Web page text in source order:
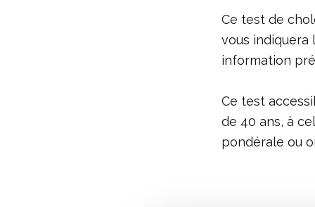
Ce test de
vous indiquera
information
Ce test
de 40 ans, à
pondérale ou